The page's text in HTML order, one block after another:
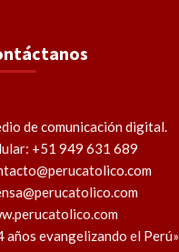
de comunicación digital.
+51 949 631 689
años evangelizando el Perú»